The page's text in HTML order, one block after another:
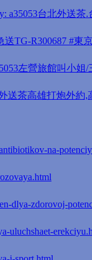
a35053台北外送茶
TG-R300687 #東
左營旅館叫小
送茶高雄打炮外約,
na-
dlya-zdorovoj-
uluchshaet-